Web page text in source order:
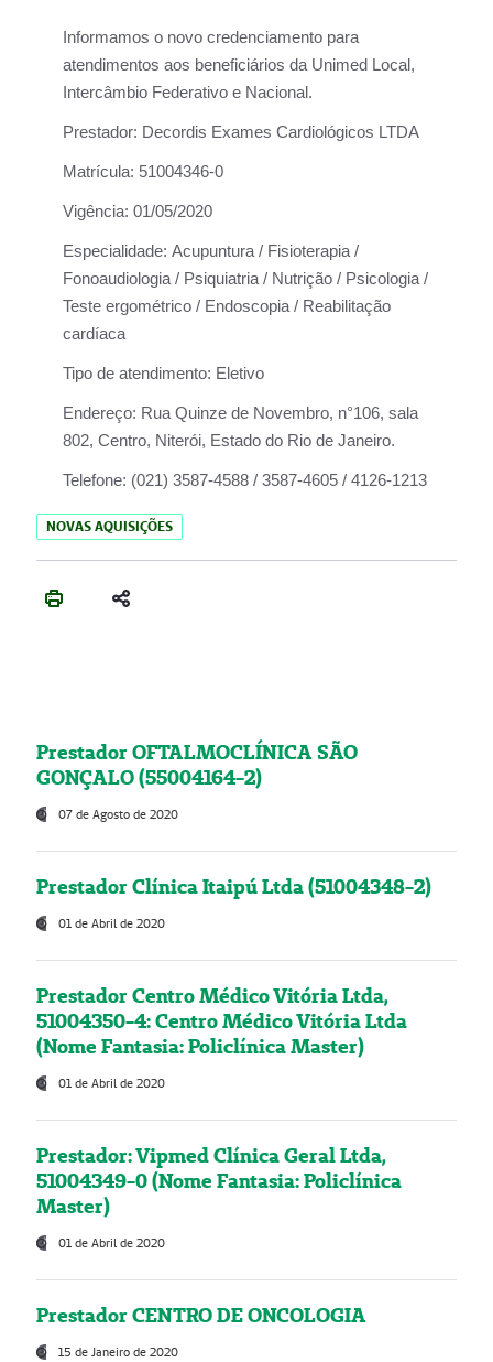
Informamos o novo credenciamento para
atendimentos aos beneficiários da Unimed Local,
Intercâmbio Federativo e Nacional.
Prestador: Decordis Exames Cardiológicos LTDA
Matrícula: 51004346-0
Vigência: 01/05/2020
Especialidade: Acupuntura / Fisioterapia /
Fonoaudiologia / Psiquiatria / Nutrição / Psicologia /
Teste ergométrico / Endoscopia / Reabilitação
cardíaca
Tipo de atendimento: Eletivo
Endereço: Rua Quinze de Novembro, n°106, sala
802, Centro, Niterói, Estado do Rio de Janeiro.
Telefone: (021) 3587-4588 / 3587-4605 / 4126-1213
NOVAS AQUISIÇÕES
Prestador OFTALMOCLÍNICA SÃO
GONÇALO (55004164-2)
07 de Agosto de 2020
Prestador Clínica Itaipú Ltda (51004348-2)
01 de Abril de 2020
Prestador Centro Médico Vitória Ltda,
51004350-4: Centro Médico Vitória Ltda
(Nome Fantasia: Policlínica Master)
01 de Abril de 2020
Prestador: Vipmed Clínica Geral Ltda,
51004349-0 (Nome Fantasia: Policlínica
Master)
01 de Abril de 2020
Prestador CENTRO DE ONCOLOGIA
15 de Janeiro de 2020